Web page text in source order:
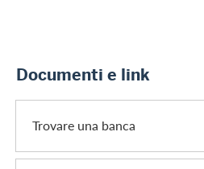
Documenti e link
Trovare una banca